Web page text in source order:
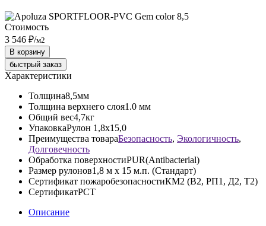
Стоимость
3 546 ₽/м2
В корзину
быстрый заказ
Характеристики
Толщина8,5мм
Толщина верхнего слоя1.0 мм
Общий вес4,7кг
УпаковкаРулон 1,8х15,0
Преимущества товараБезопасность, Экологичность,
Долговечность
Обработка поверхностиPUR(Antibacterial)
Размер рулонов1,8 м х 15 м.п. (Стандарт)
Сертификат пожаробезопасностиКМ2 (В2, РП1, Д2, Т2)
СертификатРСТ
Описание